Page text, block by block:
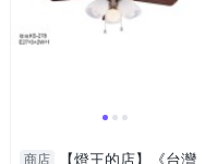
商店
【燈王的店】《台灣